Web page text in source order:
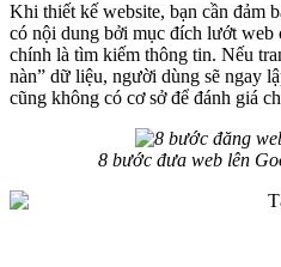
Khi thiết kế website, bạn cần đảm
có nội dung bởi mục đích lướt web
chính là tìm kiếm thông tin. Nếu
nàn” dữ liệu, người dùng sẽ ngay
cũng không có cơ sở để đánh giá
8 bước đưa web lên